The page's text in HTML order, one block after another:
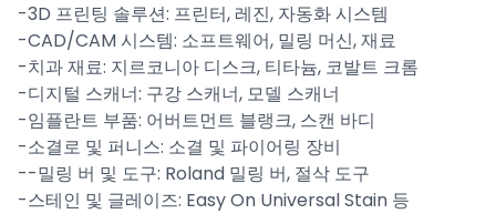
-3D 프린팅 솔루션: 프린터, 레진, 자동화 시스템
-CAD/CAM 시스템: 소프트웨어, 밀링 머신, 재료
-치과 재료: 지르코니아 디스크, 티타늄, 코발트 크롬
-디지털 스캐너: 구강 스캐너, 모델 스캐너
-임플란트 부품: 어버트먼트 블랭크, 스캔 바디
-소결로 및 퍼니스: 소결 및 파이어링 장비
--밀링 버 및 도구: Roland 밀링 버, 절삭 도구
-스테인 및 글레이즈: Easy On Universal Stain 등